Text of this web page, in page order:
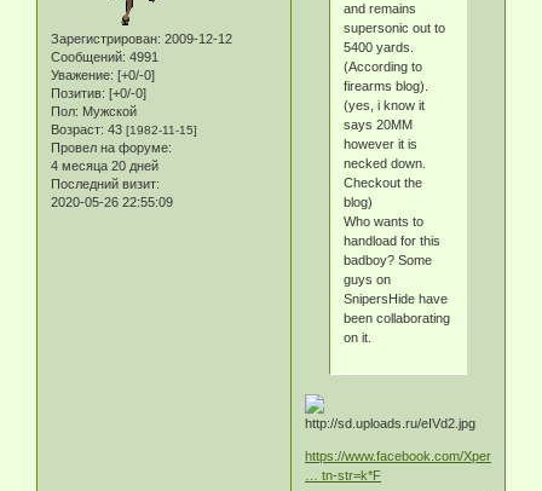
Зарегистрирован: 2009-12-12
Сообщений: 4991
Уважение: [+0/-0]
Позитив: [+0/-0]
Пол: Мужской
Возраст: 43 [1982-11-15]
Провел на форуме:
4 месяца 20 дней
Последний визит:
2020-05-26 22:55:09
and remains
supersonic out to
5400 yards.
(According to
firearms blog).
(yes, i know it
says 20MM
however it is
necked down.
Checkout the
blog)
Who wants to
handload for this
badboy? Some
guys on
SnipersHide have
been collaborating
on it.
https://www.facebook.com/Xperttactical/
… tn-str=k*F